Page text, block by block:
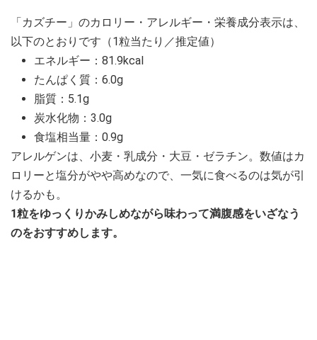
「カズチー」のカロリー・アレルギー・栄養成分表示は、
以下のとおりです（1粒当たり／推定値）
エネルギー：81.9kcal
たんぱく質：6.0g
脂質：5.1g
炭水化物：3.0g
食塩相当量：0.9g
アレルゲンは、小麦・乳成分・大豆・ゼラチン。数値はカ
ロリーと塩分がやや高めなので、一気に食べるのは気が引
けるかも。
1粒をゆっくりかみしめながら味わって満腹感をいざなう
のをおすすめします。